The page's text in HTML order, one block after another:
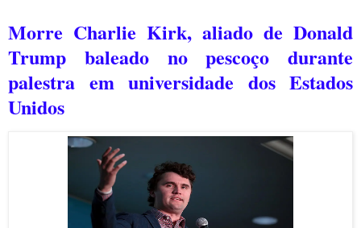
Morre Charlie Kirk, aliado de Donald
Trump baleado no pescoço durante
palestra em universidade dos Estados
Unidos